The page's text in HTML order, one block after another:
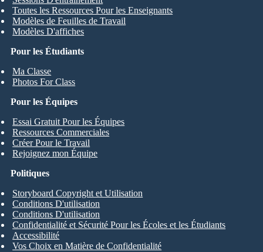
Pour les Étudiants
Ma Classe
Photos For Class
Toutes les Ressources Pour les Enseignants
Modèles de Feuilles de Travail
Modèles D'affiches
Pour les Équipes
Essai Gratuit Pour les Équipes
Ressources Commerciales
Créer Pour le Travail
Rejoignez mon Équipe
Politiques
Storyboard Copyright et Utilisation
Conditions D'utilisation
Conditions D'utilisation
Confidentialité et Sécurité Pour les Écoles et les Étudiants
Accessibilité
Vos Choix en Matière de Confidentialité